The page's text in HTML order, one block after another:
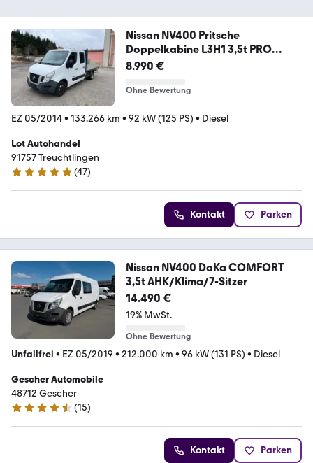
Nissan NV400 Pritsche
Doppelkabine L3H1 3,5t PRO
1.Hand
8.990 €
Ohne Bewertung
EZ 05/2014• 133.266 km • 92 kW (125 PS) • Diesel
Lot Autohandel
91757 Treuchtlingen
5 Sterne
(47)
Kontakt Parken
Nissan NV400 DoKa COMFORT
3,5t AHK/Klima/7-Sitzer
14.490 €
19% MwSt.
Ohne Bewertung
Unfallfrei • EZ 05/2019 • 212.000 km • 96 kW (131 PS) • Diesel
Gescher Automobile
48712 Gescher
4.5 Sterne
(15)
Kontakt Parken